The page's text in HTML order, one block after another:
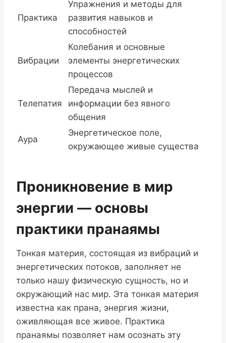
Практика
Упражнения и методы для
развития навыков и
способностей
Вибрации
Колебания и основные
элементы энергетических
процессов
Телепатия
Передача мыслей и
информации без явного
общения
Аура
Энергетическое поле,
окружающее живые существа
Проникновение в мир
энергии — основы
практики пранаямы
Тонкая материя, состоящая из вибраций и
энергетических потоков, заполняет не
только нашу физическую сущность, но и
окружающий нас мир. Эта тонкая материя
известна как прана, энергия жизни,
оживляющая все живое. Практика
пранаямы позволяет нам осознать эту